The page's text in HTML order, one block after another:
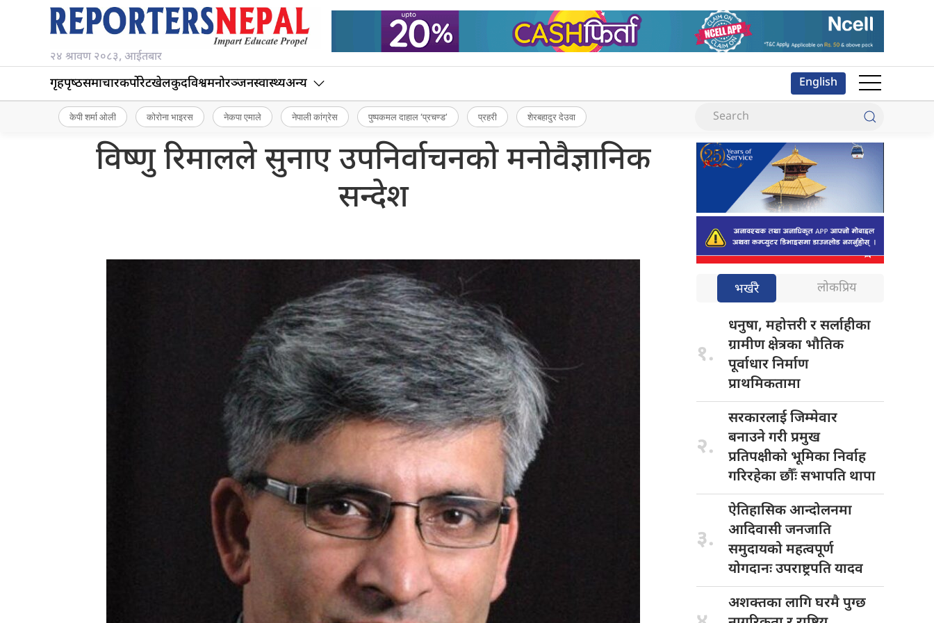
२४ श्रावण २०८३, आईतबार
गृहपृष्‍ठसमाचारकर्पोरेटखेलकुदविश्वमनोरञ्जनस्वास्थ्यअन्य English
केपी शर्मा ओली कोरोना भाइरस नेकपा एमाले नेपाली कांग्रेस पुष्पकमल दाहाल ‘प्रचण्ड’ प्रहरी शेरबहादुर देउवा
विष्णु रिमालले सुनाए उपनिर्वाचनको मनोवैज्ञानिक
सन्देश
भर्खरै लोकप्रिय
१.
धनुषा, महोत्तरीर सर्लाहीका
ग्रामीण क्षेत्रका भौतिक
पूर्वाधार निर्माण
प्राथमिकतामा
२.
सरकारलाई जिम्मेवार
बनाउने गरी प्रमुख
प्रतिपक्षीको भूमिका निर्वाह
गरिरहेका छौँः सभापति थापा
३.
ऐतिहासिक आन्दोलनमा
आदिवासी जनजाति
समुदायको महत्वपूर्ण
योगदानः उपराष्ट्रपति यादव
अशक्तका लागिघरमै पुग्छ